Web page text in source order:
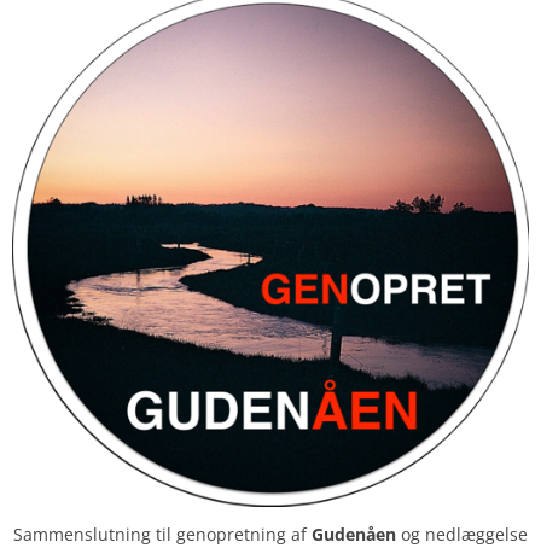
Sammenslutning til genopretning afGudenåen og nedlæggelse